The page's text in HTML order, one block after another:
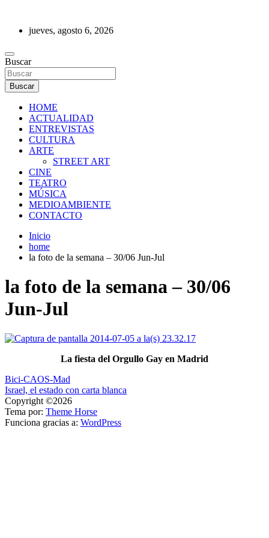
contenidojueves, agosto 6, 2026
REVISTA DE PRENSA
Buscar
Buscar
HOME
ACTUALIDAD
ENTREVISTAS
CULTURA
ARTE
STREET ART
CINE
TEATRO
MÚSICA
MEDIOAMBIENTE
CONTACTO
Inicio
home
la foto de la semana – 30/06 Jun-Jul
la foto de la semana – 30/06
Jun-Jul
La fiesta del Orgullo Gay en Madrid
Navegación
de
entradas
Bici-CAOS-Mad
Israel, el estado con carta blanca
Copyright ©2026
Tema por: Theme Horse
Funciona gracias a: WordPress